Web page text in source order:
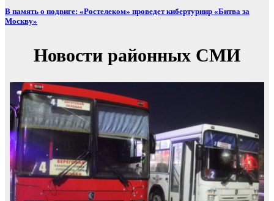
В память о подвиге: «Ростелеком» проведет кибертурнир «Битва за
Москву»